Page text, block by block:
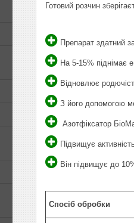
Готовий розчин
Препарат здатний
На 5-15% піднімає
Відновлює
З його допомогою
Азотфіксатор
Підвищує
Він підвищує до
Спосіб обробки